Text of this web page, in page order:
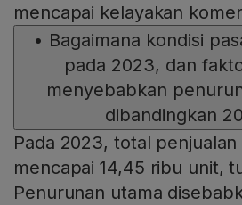
mencapai kelayakan
• Bagaimana kondisi
pada 2023, dan
menyebabkan
dibandingkan
Pada 2023, total penjualan
mencapai 14,45 ribu unit,
Penurunan utama